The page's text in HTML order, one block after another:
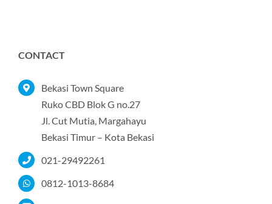
Tentang Kami
Produk
Portofolio
CONTACT
Bekasi Town Square
Ruko CBD Blok G no.27
Jl. Cut Mutia, Margahayu
Bekasi Timur – Kota Bekasi
021-29492261
0812-1013-8684